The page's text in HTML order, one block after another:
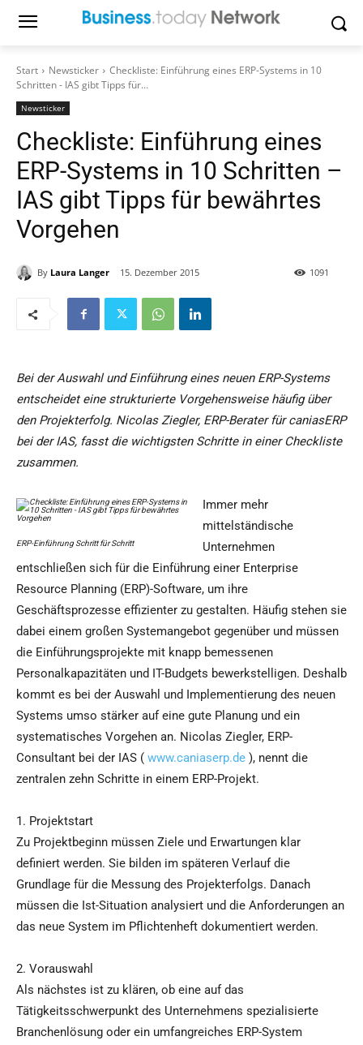
Start Newsticker
Checkliste: Einführung eines ERP-Systems in 10
Schritten - IAS gibt Tipps für...
Newsticker
Checkliste: Einführung eines
ERP-Systems in 10 Schritten –
IAS gibt Tipps für bewährtes
Vorgehen
By Laura Langer 15. Dezember 2015 1091
Bei der Auswahl und Einführung eines neuen ERP-Systems
entscheidet eine strukturierte Vorgehensweise häufig über
den Projekterfolg. Nicolas Ziegler, ERP-Berater für caniasERP
bei der IAS, fasst die wichtigsten Schritte in einer Checkliste
zusammen.
ERP-Einführung Schritt für Schritt
Immer mehr
mittelständische
Unternehmen
entschließen sich für die Einführung einer Enterprise
Resource Planning (ERP)-Software, um ihre
Geschäftsprozesse effizienter zu gestalten. Häufig stehen sie
dabei einem großen Systemangebot gegenüber und müssen
die Einführungsprojekte mit knapp bemessenen
Personalkapazitäten und IT-Budgets bewerkstelligen. Deshalb
kommt es bei der Auswahl und Implementierung des neuen
Systems umso stärker auf eine gute Planung und ein
systematisches Vorgehen an. Nicolas Ziegler, ERP-
Consultant bei der IAS ( www.caniaserp.de ), nennt die
zentralen zehn Schritte in einem ERP-Projekt.
1. Projektstart
Zu Projektbeginn müssen Ziele und Erwartungen klar
definiert werden. Sie bilden im späteren Verlauf die
Grundlage für die Messung des Projekterfolgs. Danach
müssen die Ist-Situation analysiert und die Anforderungen an
das neue System im Pflichtenheft dokumentiert werden.
2. Vorauswahl
Als nächstes ist zu klären, ob eine auf das
Tätigkeitsschwerpunkt des Unternehmens spezialisierte
Branchenlösung oder ein umfangreiches ERP-System